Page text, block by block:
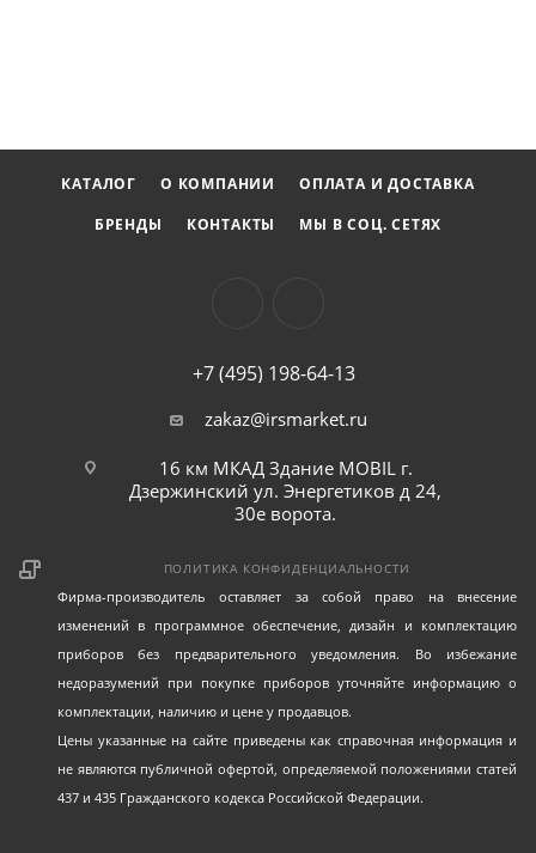
КАТАЛОГ О КОМПАНИИ
ОПЛАТА И ДОСТАВКА
БРЕНДЫ
КОНТАКТЫ МЫ В СОЦ. СЕТЯХ
+7 (495) 198-64-13
zakaz@irsmarket.ru
16 км МКАД Здание MOBIL г.
Дзержинский ул. Энергетиков д 24,
30е ворота.
ПОЛИТИКА КОНФИДЕНЦИАЛЬНОСТИ
Фирма-производитель оставляет за собой право на внесение
изменений в программное обеспечение, дизайн и комплектацию
приборов без предварительного уведомления. Во избежание
недоразумений при покупке приборов уточняйте информацию о
комплектации, наличию и цене у продавцов.
Цены указанные на сайте приведены как справочная информация и
не являются публичной офертой, определяемой положениями статей
437 и 435 Гражданского кодекса Российской Федерации.